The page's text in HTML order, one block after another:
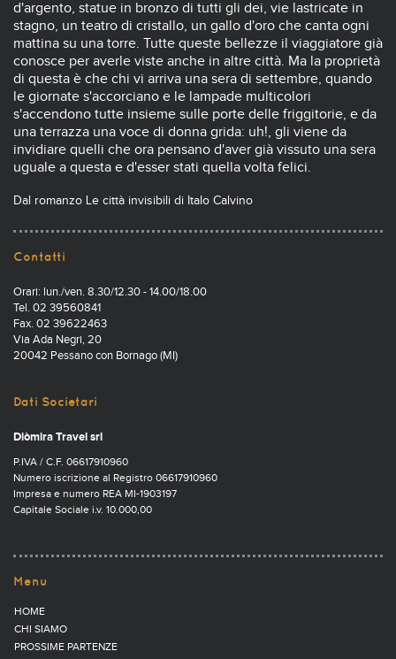
d'argento, statue in bronzo di tutti gli dei, vie lastricate in
stagno, un teatro di cristallo, un gallo d'oro che canta ogni
mattina su una torre. Tutte queste bellezze il viaggiatore già
conosce per averle viste anche in altre città. Ma la proprietà
di questa è che chi vi arriva una sera di settembre, quando
le giornate s'accorciano e le lampade multicolori
s'accendono tutte insieme sulle porte delle friggitorie, e da
una terrazza una voce di donna grida: uh!, gli viene da
invidiare quelli che ora pensano d'aver già vissuto una sera
uguale a questa e d'esser stati quella volta felici.
Dal romanzo Le città invisibili di Italo Calvino
Contatti
Orari: lun./ven. 8.30/12.30 - 14.00/18.00
Tel. 02 39560841
Fax. 02 39622463
Via Ada Negri, 20
20042 Pessano con Bornago (MI)
Dati Societari
Diòmira Travel srl
P.IVA / C.F. 06617910960
Numero iscrizione al Registro 06617910960
Impresa e numero REA MI-1903197
Capitale Sociale i.v. 10.000,00
Menu
HOME
CHI SIAMO
PROSSIME PARTENZE